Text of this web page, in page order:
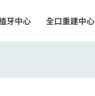
牙中心 全口重建中心